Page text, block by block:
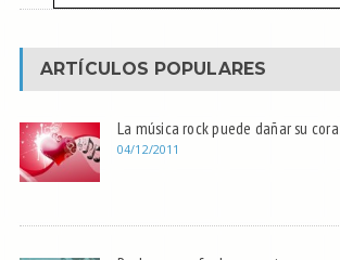
ARTÍCULOS POPULARES
La música rock puede dañar su
04/12/2011